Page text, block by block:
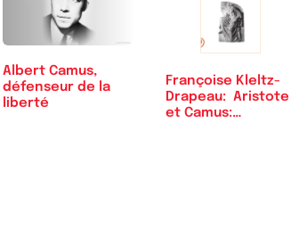
Albert Camus,
défenseur de la
liberté
Françoise Kleltz-
Drapeau: Aristote
et Camus:…